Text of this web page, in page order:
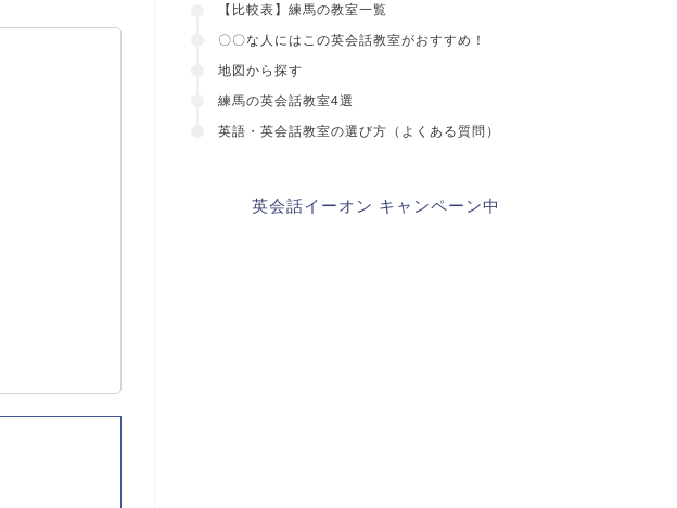
【比較表】練馬の教室一覧
〇〇な人にはこの英会話教室がおすすめ！
地図から探す
練馬の英会話教室4選
英語・英会話教室の選び方 （よくある質問）
英会話イーオン キャンペーン中